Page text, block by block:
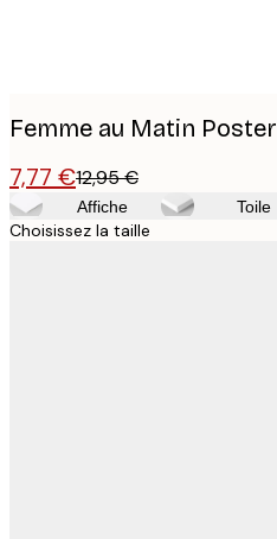
Femme au Matin Poster
7,77 €12,95 €
Affiche Toile
Choisissez la taille